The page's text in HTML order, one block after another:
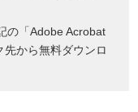
の「Adobe Acrobat
から無料ダウンロ